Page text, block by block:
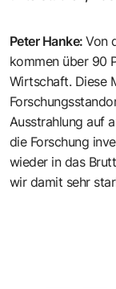
Peter Hanke:Von
kommen über 90
Wirtschaft. Diese
Ausstrahlung auf
die Forschung
wieder in das
wir damit sehr